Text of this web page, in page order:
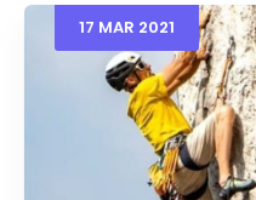
17 MAR 2021